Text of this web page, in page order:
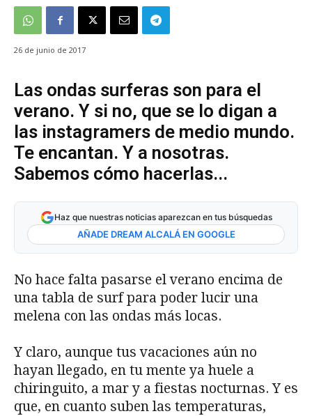
26 de junio de 2017
Las ondas surferas son para el
verano. Y si no, que se lo digan a
las instagramers de medio mundo.
Te encantan. Y a nosotras.
Sabemos cómo hacerlas...
Haz que nuestras noticias aparezcan en tus búsquedas
AÑADE DREAM ALCALÁ EN GOOGLE
No hace falta pasarse el verano encima de
una tabla de surf para poder lucir una
melena con las ondas más locas.
Y claro, aunque tus vacaciones aún no
hayan llegado, en tu mente ya huele a
chiringuito, a mar y a fiestas nocturnas. Y es
que, en cuanto suben las temperaturas,